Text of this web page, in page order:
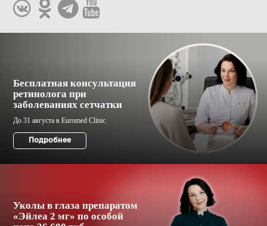
Бесплатная консультация
ретинолога при
заболеваниях сетчатки
Уколы в глаза препаратом
«Эйлеа 2 мг»‎ по особой